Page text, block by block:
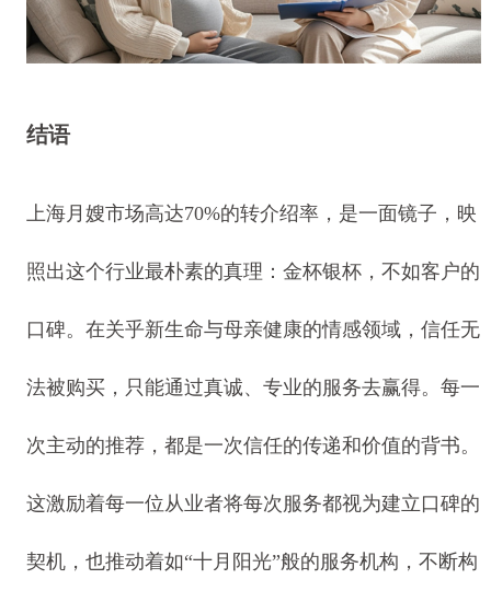
结语
上海月嫂市场高达70%的转介绍率，是一面镜子，映
照出这个行业最朴素的真理：金杯银杯，不如客户的
口碑。在关乎新生命与母亲健康的情感领域，信任无
法被购买，只能通过真诚、专业的服务去赢得。每一
次主动的推荐，都是一次信任的传递和价值的背书。
这激励着每一位从业者将每次服务都视为建立口碑的
契机，也推动着如“十月阳光”般的服务机构，不断构